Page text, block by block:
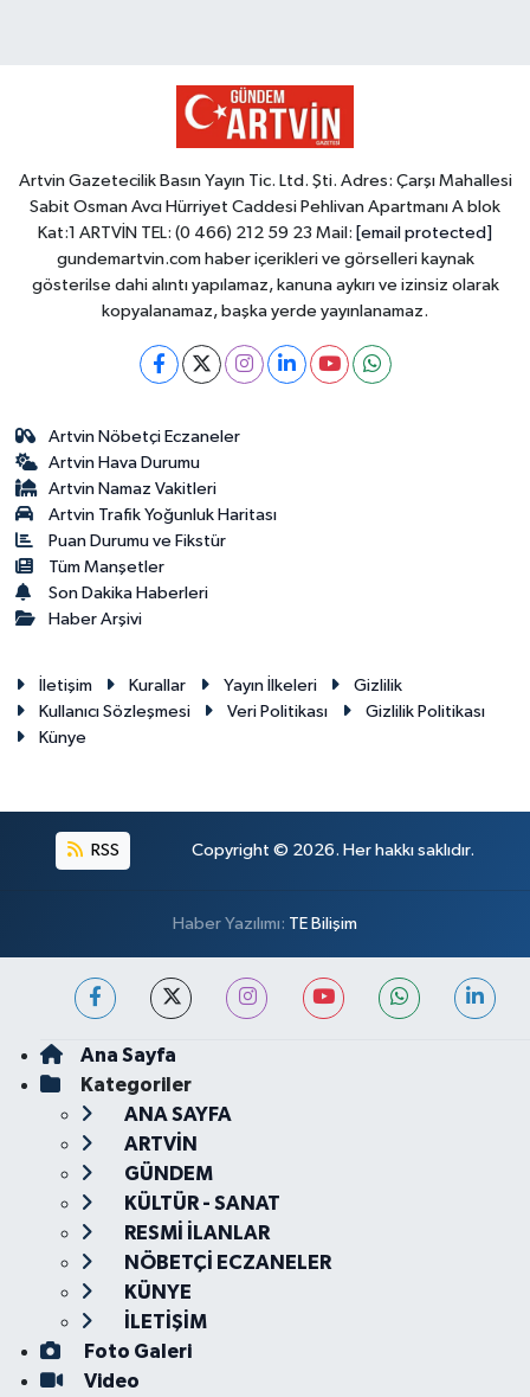
Artvin Gazetecilik Basın Yayın Tic. Ltd. Şti. Adres: Çarşı Mahallesi
Sabit Osman Avcı Hürriyet Caddesi Pehlivan Apartmanı A blok
Kat:1 ARTVİN TEL: (0 466) 212 59 23 Mail: [email protected]
gundemartvin.com haber içerikleri ve görselleri kaynak
gösterilse dahi alıntı yapılamaz, kanuna aykırı ve izinsiz olarak
kopyalanamaz, başka yerde yayınlanamaz.
Artvin Nöbetçi Eczaneler
Artvin Hava Durumu
Artvin Namaz Vakitleri
Artvin Trafik Yoğunluk Haritası
Puan Durumu ve Fikstür
Tüm Manşetler
Son Dakika Haberleri
Haber Arşivi
İletişim Kurallar Yayın İlkeleri
Gizlilik
Kullanıcı Sözleşmesi
Veri Politikası
Gizlilik Politikası
Künye
RSS Copyright © 2026. Her hakkı saklıdır.
Haber Yazılımı: TE Bilişim
Ana Sayfa
Kategoriler
ANA SAYFA
ARTVİN
GÜNDEM
KÜLTÜR - SANAT
RESMİ İLANLAR
NÖBETÇİ ECZANELER
KÜNYE
İLETİŞİM
Foto Galeri
Video